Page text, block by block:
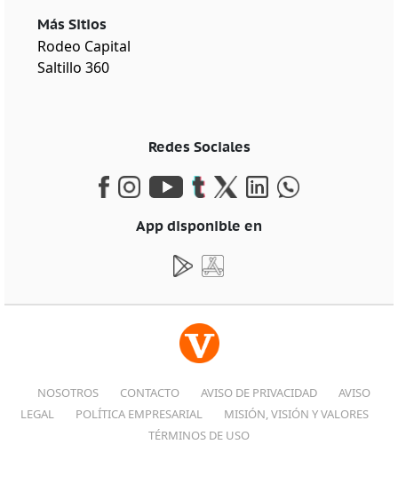
Más Sitios
Rodeo Capital
Saltillo 360
Redes Sociales
App disponible en
NOSOTROS CONTACTO AVISO DE PRIVACIDAD
AVISO
LEGAL
POLÍTICA EMPRESARIAL
MISIÓN, VISIÓN Y VALORES
TÉRMINOS DE USO